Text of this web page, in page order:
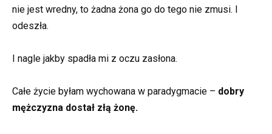
nie jest wredny, to żadna żona go do tego nie zmusi. I
odeszła.
I nagle jakby spadła mi z oczu zasłona.
Całe życie byłam wychowana w paradygmacie – dobry
mężczyzna dostał złą żonę.